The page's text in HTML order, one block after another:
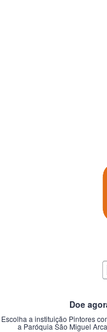
Doe
Escolha a instituição Pintores
a Paróquia São Miguel